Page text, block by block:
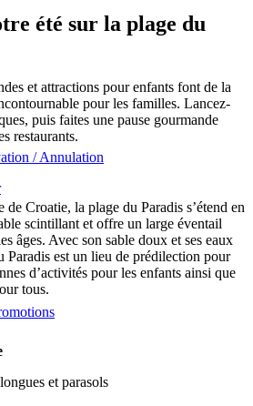
été sur la plage du
et attractions pour enfants font de la
pour les familles. Lancez-
puis faites une pause gourmande
restaurants.
de Croatie, la plage du Paradis s’étend en
scintillant et offre un large éventail
âges. Avec son sable doux et ses eaux
Paradis est un lieu de prédilection pour
d’activités pour les enfants ainsi que
tous.
et parasols
/ Annulation